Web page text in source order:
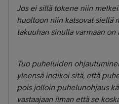
Jos ei sillä tokene niin
huoltoon niin katsovat siellä
takuuhan sinulla varmaan on
Tuo puheluiden
yleensä indikoi sitä, että
pois jolloin puhelunohjaus
vastaajaan ilman että se